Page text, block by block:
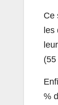
Ce
les
%